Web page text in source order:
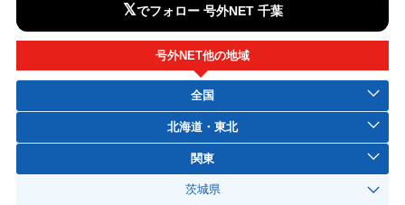
𝕏でフォロー 号外NET 千葉
号外NET他の地域
全国
北海道・東北
関東
茨城県